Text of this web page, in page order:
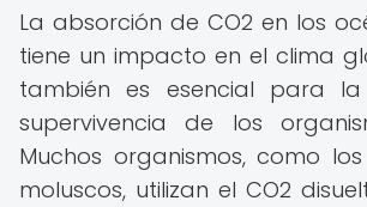
La absorción de CO2 en los
tiene un impacto en el clima
también es esencial para
supervivencia de los
Muchos organismos, como
moluscos, utilizan el CO2